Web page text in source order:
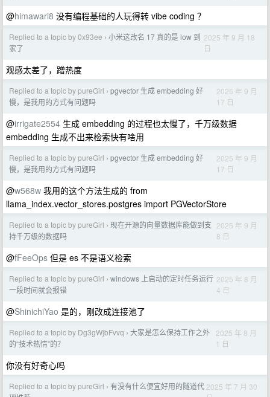
@himawari8 没有编程基础的人玩得转 vibe coding ？
Replied to a topic by 0x93ee › 小米这改名 17 真的是 low 到
家了
2025 年 9 月 18
日
观感太差了，蹭热度
Replied to a topic by pureGirl › pgvector 生成 embedding 好
慢，是我用的方式有问题吗
2025 年 9 月
17 日
@irrigate2554 生成 embedding 的过程也太慢了，千万级数据
embedding 生成不出来检索快有啥用
Replied to a topic by pureGirl › pgvector 生成 embedding 好
慢，是我用的方式有问题吗
2025 年 9 月
17 日
@w568w 我用的这个方法生成的 from
llama_index.vector_stores.postgres import PGVectorStore
Replied to a topic by pureGirl › 现在开源的向量数据库能做到支
持千万级的数据吗
2025 年 9 月
8 日
@fFeeOps 但是 es 不是语义检索
Replied to a topic by pureGirl › windows 上启动的定时任务运行
一段时间就会报错
2025 年 8 月
4 日
@ShinichiYao 是的，刚改成连接池了
Replied to a topic by Dg3gWjbFvvq › 大家是怎么保持工作之外
的“技术热情”的？
2025 年 8 月
1 日
你没有好奇心吗
Replied to a topic by pureGirl › 有没有什么便宜好用的隧道代 2025 年 7 月 30